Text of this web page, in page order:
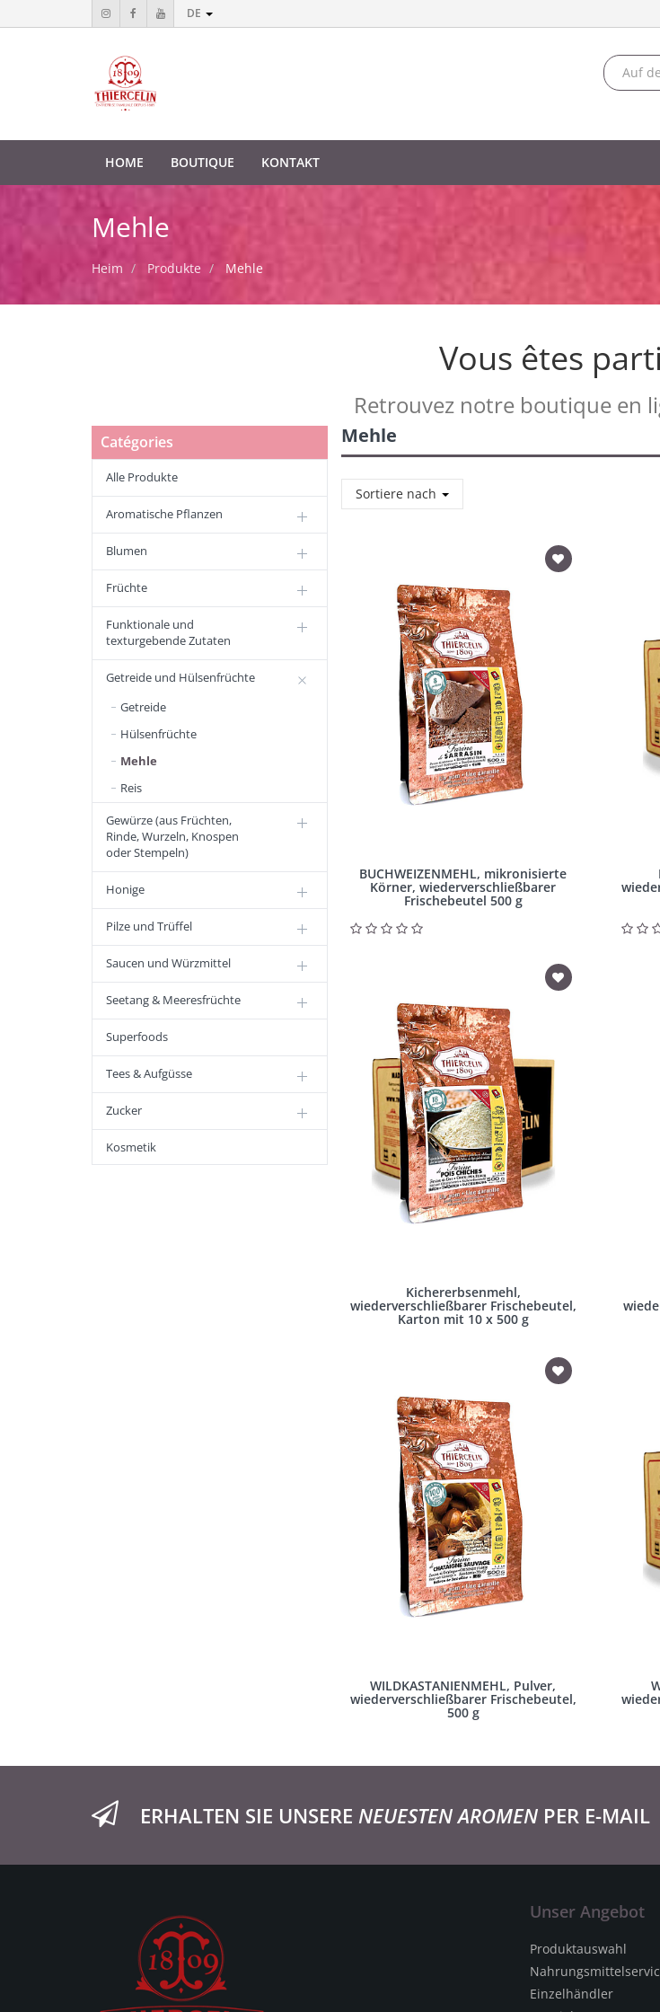
DE
HOME BOUTIQUE KONTAKT
Mehle
Heim Produkte Mehle
Vous êtes
Retrouvez notre boutique en
Catégories
Alle Produkte
Aromatische Pflanzen
Blumen
Früchte
Funktionale und
texturgebende Zutaten
Getreide und Hülsenfrüchte
Getreide
Hülsenfrüchte
Mehle
Reis
Gewürze (aus Früchten,
Rinde, Wurzeln, Knospen
oder Stempeln)
Honige
Pilze und Trüffel
Saucen und Würzmittel
Seetang & Meeresfrüchte
Superfoods
Tees & Aufgüsse
Zucker
Kosmetik
Mehle
Sortiere nach
BUCHWEIZENMEHL, mikronisierte
Körner, wiederverschließbarer
Frischebeutel 500 g
Kichererbsenmehl,
wiederverschließbarer Frischebeutel,
Karton mit 10 x 500 g
WILDKASTANIENMEHL, Pulver,
wiederverschließbarer Frischebeutel,
500 g
ERHALTEN SIE UNSERE NEUESTEN AROMEN PER E-MAIL
Unser Angebot
Produktauswahl
Einzelhändler